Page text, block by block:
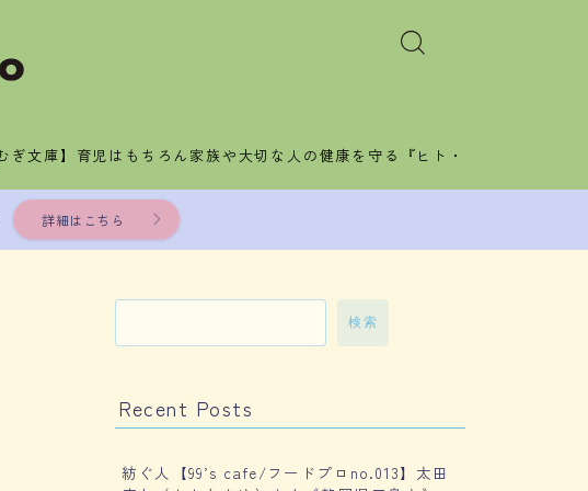
文庫】育児はもちろん家族や大切な人の健康を守る『ヒト・
詳細はこちら
検索
Recent Posts
紡ぐ人【99’s cafe/フードプロno.013】太田